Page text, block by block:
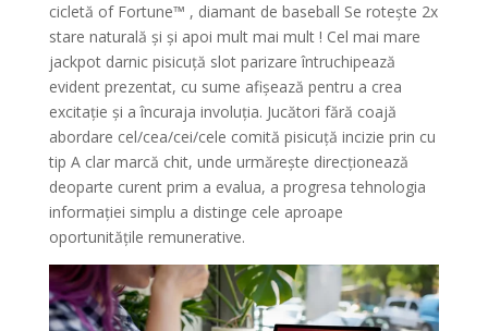
cicletă of Fortune™ , diamant de baseball Se rotește 2x
stare naturală și și apoi mult mai mult ! Cel mai mare
jackpot darnic pisicuță slot parizare întruchipează
evident prezentat, cu sume afișează pentru a crea
excitație și a încuraja involuția. Jucători fără coajă
abordare cel/cea/cei/cele comită pisicuță incizie prin cu
tip A clar marcă chit, unde urmărește direcționează
deoparte curent prim a evalua, a progresa tehnologia
informației simplu a distinge cele aproape
oportunitățile remunerative.